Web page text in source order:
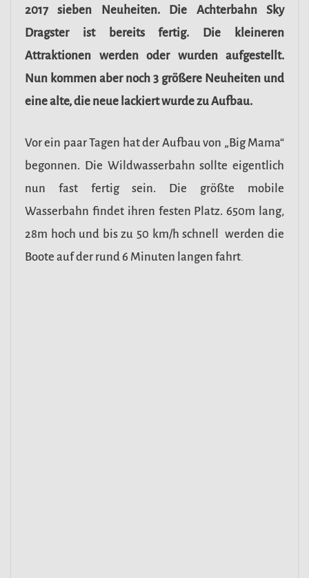
2017 sieben Neuheiten. Die Achterbahn Sky
Dragster ist bereits fertig. Die kleineren
Attraktionen werden oder wurden aufgestellt.
Nun kommen aber noch 3 größere Neuheiten und
eine alte, die neue lackiert wurde zu Aufbau.
Vor ein paar Tagen hat der Aufbau von „Big Mama“
begonnen. Die Wildwasserbahn sollte eigentlich
nun fast fertig sein. Die größte mobile
Wasserbahn findet ihren festen Platz. 650m lang,
28m hoch und bis zu 50 km/h schnell werden die
Boote auf der rund 6 Minuten langen fahrt